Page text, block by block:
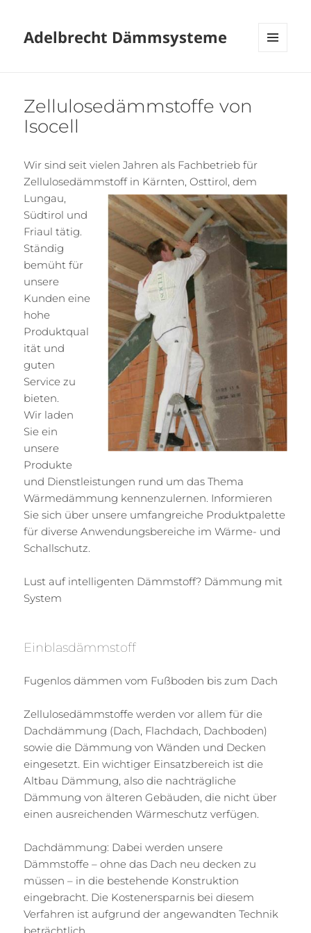
Adelbrecht Dämmsysteme
Zellulosedämmstoffe von
Isocell
Wir sind seit vielen Jahren als Fachbetrieb für
Zellulosedämmstoff in Kärnten,Osttirol, dem
Lungau,
Südtirol und
Friaul tätig.
Ständig
bemüht für
unsere
Kunden eine
hohe
Produktqual
ität und
guten
Service zu
bieten.
Wir laden
Sie ein
unsere
Produkte
und Dienstleistungen rund um das Thema
Wärmedämmung kennenzulernen. Informieren
Sie sich über unsere umfangreiche Produktpalette
für diverse Anwendungsbereiche im Wärme- und
Schallschutz.
Lust auf intelligenten Dämmstoff? Dämmung mit
System
Einblasdämmstoff
Fugenlos dämmen vom Fußboden bis zum Dach
Zellulosedämmstoffe werden vor allem für die
Dachdämmung (Dach, Flachdach, Dachboden)
sowie die Dämmung von Wänden und Decken
eingesetzt. Ein wichtiger Einsatzbereich ist die
Altbau Dämmung, also die nachträgliche
Dämmung von älteren Gebäuden, die nicht über
einen ausreichenden Wärmeschutz verfügen.
Dachdämmung: Dabei werden unsere
Dämmstoffe – ohne das Dach neu decken zu
müssen – in die bestehende Konstruktion
eingebracht. Die Kostenersparnis bei diesem
Verfahren ist aufgrund der angewandten Technik